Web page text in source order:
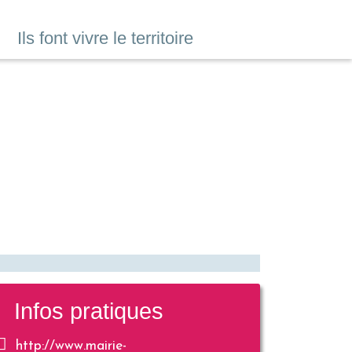
Ils font vivre le territoire
Infos pratiques
http://www.mairie-